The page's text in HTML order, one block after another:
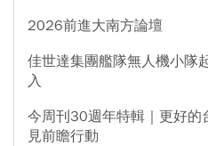
2026前進大南方論壇
佳世達集團艦隊無人機小隊
入
今周刊30週年特輯｜更好的
見前瞻行動